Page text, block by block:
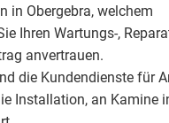
in Obergebra, welchem
Ihren Wartungs-,
anvertrauen.
die Kundendienste für
Installation, an Kamine